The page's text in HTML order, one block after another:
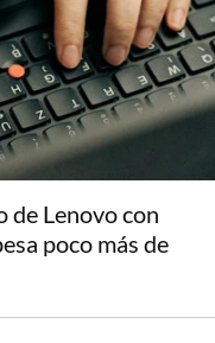
de Lenovo con
poco más de